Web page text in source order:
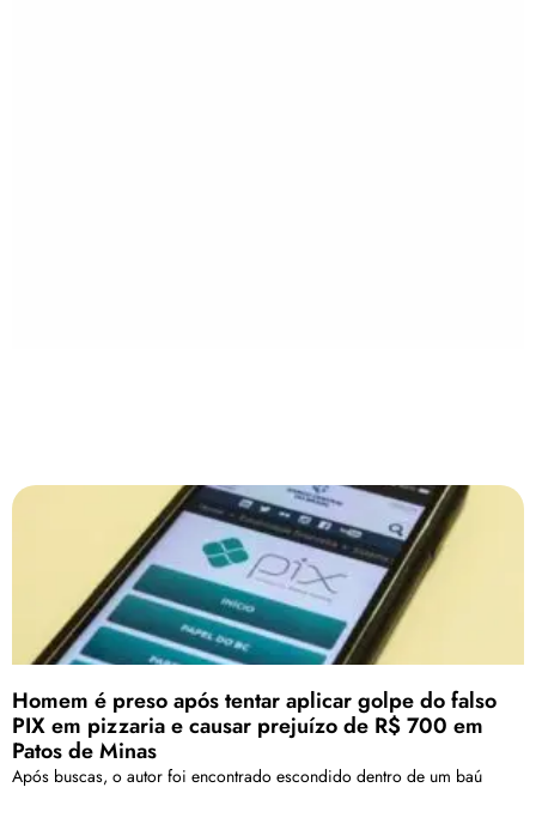
Homem é preso após tentar aplicar golpe do falso
PIX em pizzaria e causar prejuízo de R$ 700 em
Patos de Minas
Após buscas, o autor foi encontrado escondido dentro de um baú